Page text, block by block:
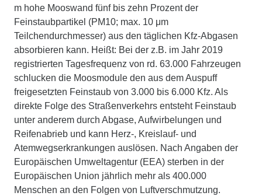
m hohe Mooswand fünf bis zehn Prozent der
Feinstaubpartikel (PM10; max. 10 μm
Teilchendurchmesser) aus den täglichen Kfz-Abgasen
absorbieren kann. Heißt: Bei der z.B. im Jahr 2019
registrierten Tagesfrequenz von rd. 63.000 Fahrzeugen
schlucken die Moosmodule den aus dem Auspuff
freigesetzten Feinstaub von 3.000 bis 6.000 Kfz. Als
direkte Folge des Straßenverkehrs entsteht Feinstaub
unter anderem durch Abgase, Aufwirbelungen und
Reifenabrieb und kann Herz-, Kreislauf- und
Atemwegserkrankungen auslösen. Nach Angaben der
Europäischen Umweltagentur (EEA) sterben in der
Europäischen Union jährlich mehr als 400.000
Menschen an den Folgen von Luftverschmutzung.